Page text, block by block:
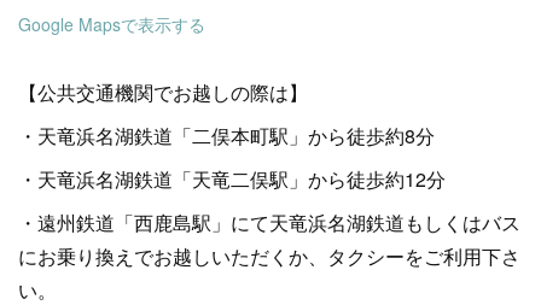
Google Mapsで表示する
【公共交通機関でお越しの際は】
・天竜浜名湖鉄道「二俣本町駅」から徒歩約8分
・天竜浜名湖鉄道「天竜二俣駅」から徒歩約12分
・遠州鉄道「西鹿島駅」にて天竜浜名湖鉄道もしくはバス
にお乗り換えでお越しいただくか、タクシーをご利用下さ
い。